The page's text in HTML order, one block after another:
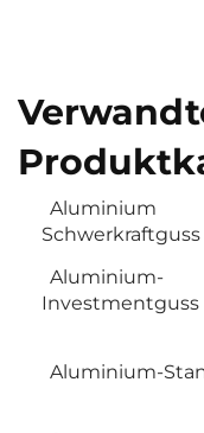
Aluminium
Schwerkraftguss
Aluminium-
Investmentguss
Aluminium-